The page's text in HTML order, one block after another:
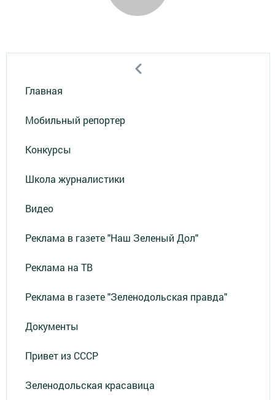
Главная
Мобильный репортер
Конкурсы
Школа журналистики
Видео
Реклама в газете "Наш Зеленый Дол"
Реклама на ТВ
Реклама в газете "Зеленодольская правда"
Документы
Привет из СССР
Зеленодольская красавица